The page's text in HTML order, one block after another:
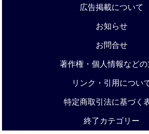
広告掲載について
お知らせ
お問合せ
著作権・個人情報など
リンク・引用につい
特定商取引法に基づく
終了カテゴリー